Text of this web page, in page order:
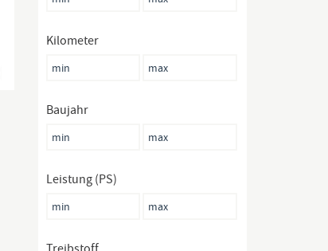
Kilometer
Baujahr
Leistung (PS)